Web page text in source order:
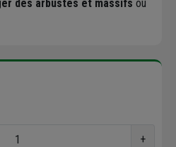
des arbustes et massifs ou
+